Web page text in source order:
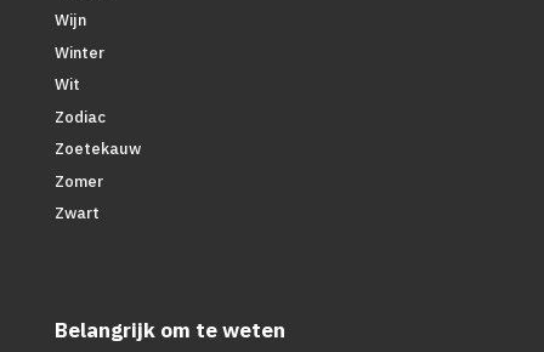
Wijn
Winter
Wit
Zodiac
Zoetekauw
Zomer
Zwart
Belangrijk om te weten